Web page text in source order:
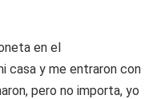
en el
casa y me entraron con
pero no importa, yo